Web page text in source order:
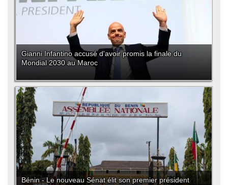
Gianni Infantino accusé d'avoir promis la finale du
Mondial 2030 au Maroc
Bénin - Le nouveau Sénat élit son premier président